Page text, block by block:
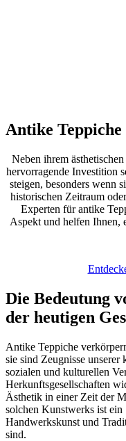
Antike
Neben ihrem
hervorragende Investition
steigen, besonders wenn
historischen Zeitraum
Experten für antike
Aspekt und helfen Ihnen,
Die Bedeutung
der heutigen
Antike Teppiche
sie sind Zeugnisse
sozialen und kulturellen
Herkunftsgesellschaften
Ästhetik in einer Zeit der
solchen Kunstwerks ist ein
Handwerkskunst und
sind.